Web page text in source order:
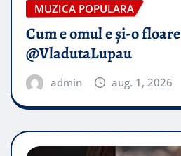
MUZICA POPULARA
Cum e omul e și-o floare
@VladutaLupau
admin aug. 1, 2026